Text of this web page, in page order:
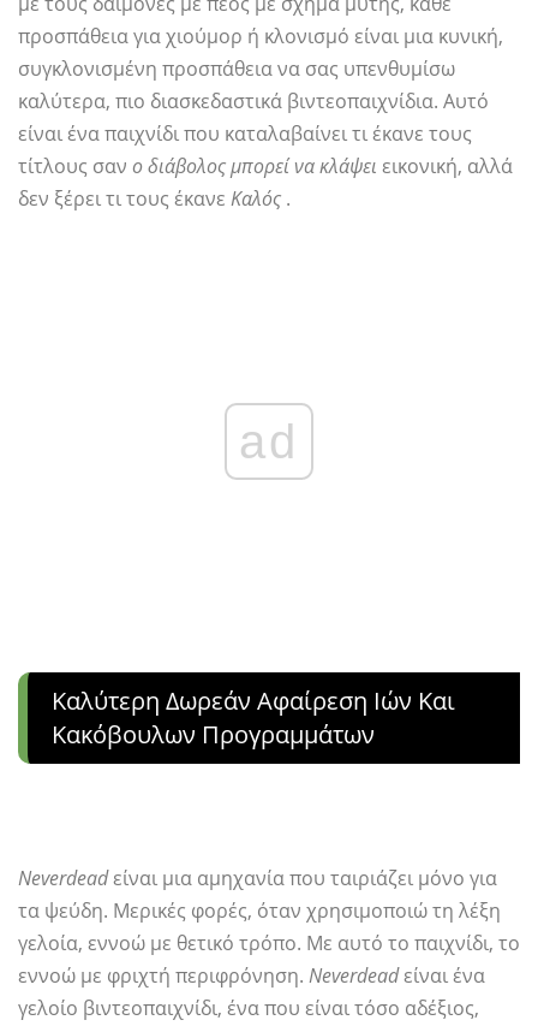
προσπάθεια για χιούμορ ή κλονισμό είναι μια κυνική,
συγκλονισμένη προσπάθεια να σας υπενθυμίσω
καλύτερα, πιο διασκεδαστικά βιντεοπαιχνίδια. Αυτό
είναι ένα παιχνίδι που καταλαβαίνει τι έκανε τους
τίτλους σαν ο διάβολος μπορεί να κλάψει εικονική, αλλά
δεν ξέρει τι τους έκανε Καλός .
ad
Καλύτερη Δωρεάν Αφαίρεση Ιών Και
Κακόβουλων Προγραμμάτων
Neverdeadείναι μια αμηχανία που ταιριάζει μόνο για
τα ψεύδη. Μερικές φορές, όταν χρησιμοποιώ τη λέξη
γελοία, εννοώ με θετικό τρόπο. Με αυτό το παιχνίδι, το
εννοώ με φριχτή περιφρόνηση. Neverdeadείναι ένα
γελοίο βιντεοπαιχνίδι, ένα που είναι τόσο αδέξιος,